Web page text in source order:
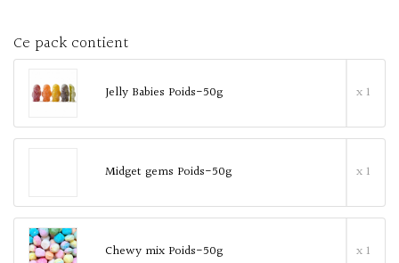
Ce pack contient
Jelly Babies Poids-50g x 1
Midget gems Poids-50g x 1
Chewy mix Poids-50g x 1